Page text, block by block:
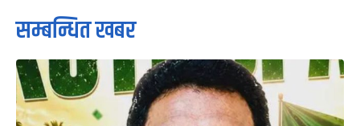
सम्बन्धित खबर